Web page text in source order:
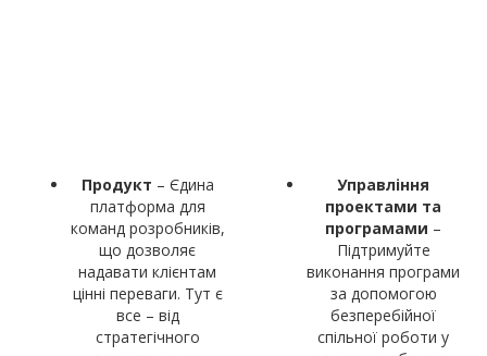
Продукт – Єдина
платформа для
команд розробників,
що дозволяє
надавати клієнтам
цінні переваги. Тут є
все – від
стратегічного
Управління
проектами та
програмами –
Підтримуйте
виконання програми
за допомогою
безперебійної
спільної роботи у